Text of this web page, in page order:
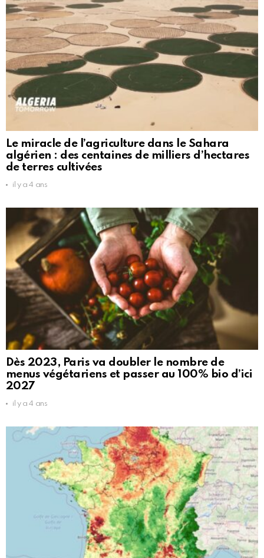
Le miracle de l’agriculture dans le Sahara
algérien : des centaines de milliers d’hectares
de terres cultivées
il y a 4 ans
Dès 2023, Paris va doubler le nombre de
menus végétariens et passer au 100% bio d’ici
2027
il y a 4 ans